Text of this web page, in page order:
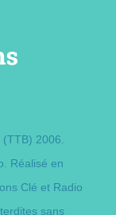
2006.
. Réalisé en
Clé et Radio
sans